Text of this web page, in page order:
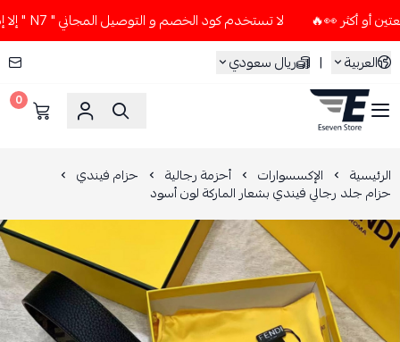
لا تستخدم كود الخصم و التوصيل المجاني " N7 " إلا إذا طلبت قطعتين أو أكثر 👀🔥
العربية
| ريال سعودي
ESEVEN STORE
0
الرئيسية الإكسسوارات أحزمة رجالية حزام فيندي
حزام جلد رجالي فيندي بشعار الماركة لون أسود